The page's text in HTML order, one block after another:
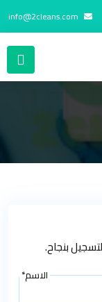
info@2cleans.com
بنجاح.
الاسم*